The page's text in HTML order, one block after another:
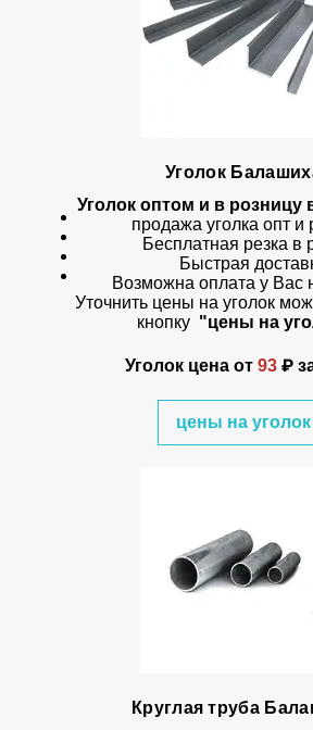
Уголок
Уголок оптом и в розницу
продажа уголка опт и
Бесплатная резка в
Быстрая
Возможна оплата у Вас
Уточнить цены на уголок
кнопку "цены на
Уголок цена от 93 ₽
цены на уголок
Круглая труба